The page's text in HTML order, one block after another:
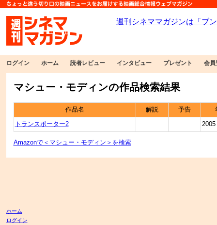
ログイン ホーム 読者レビュー インタビュー プレゼント 会員
マシュー・モディンの作品検索結果
作品名 解説 予告
トランスポーター2 2005
Amazonで＜マシュー・モディン＞を検索
ホーム
ログイン